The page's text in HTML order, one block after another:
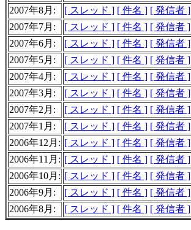
2007年8月:
[ スレッド ] [ 件名 ] [ 発信者 ]
2007年7月:
[ スレッド ] [ 件名 ] [ 発信者 ]
2007年6月:
[ スレッド ] [ 件名 ] [ 発信者 ]
2007年5月:
[ スレッド ] [ 件名 ] [ 発信者 ]
2007年4月:
[ スレッド ] [ 件名 ] [ 発信者 ]
2007年3月:
[ スレッド ] [ 件名 ] [ 発信者 ]
2007年2月:
[ スレッド ] [ 件名 ] [ 発信者 ]
2007年1月:
[ スレッド ] [ 件名 ] [ 発信者 ]
2006年12月: [ スレッド ] [ 件名 ] [ 発信者 ]
2006年11月: [ スレッド ] [ 件名 ] [ 発信者 ]
2006年10月: [ スレッド ] [ 件名 ] [ 発信者 ]
2006年9月:
[ スレッド ] [ 件名 ] [ 発信者 ]
2006年8月:
[ スレッド ] [ 件名 ] [ 発信者 ]